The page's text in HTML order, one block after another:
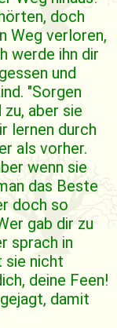
doch
Weg verloren,
werde ihn dir
und
"Sorgen
aber sie
lernen durch
als vorher.
wenn sie
das Beste
doch so
gab dir zu
sprach in
sie nicht
deine Feen!
damit